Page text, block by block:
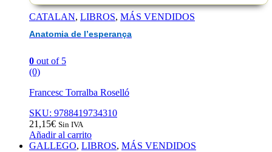
CATALAN, LIBROS, MÁS VENDIDOS
Anatomia de l’esperança
0 out of 5
(0)
Francesc Torralba Roselló
SKU: 9788419734310
21,15€ Sin IVA
Añadir al carrito
GALLEGO, LIBROS, MÁS VENDIDOS